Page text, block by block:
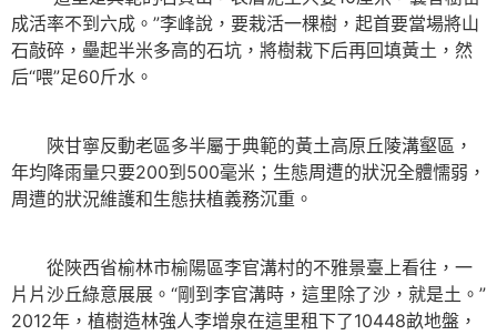
成活率不到六成。”李峰說，要栽活一棵樹，起首要當場將山
石敲碎，壘起半米多高的石坑，將樹栽下后再回填黃土，然
后“喂”足60斤水。
陜甘寧反動老區多半屬于典範的黃土高原丘陵溝壑區，
年均降雨量只要200到500毫米；生態周遭的狀況全體懦弱，
周遭的狀況維護和生態扶植義務沉重。
從陜西省榆林市榆陽區李官溝村的不雅景臺上看往，一
片片沙丘綠意展展。“剛到李官溝時，這里除了沙，就是土。”
2012年，植樹造林強人李增泉在這里租下了10448畝地盤，